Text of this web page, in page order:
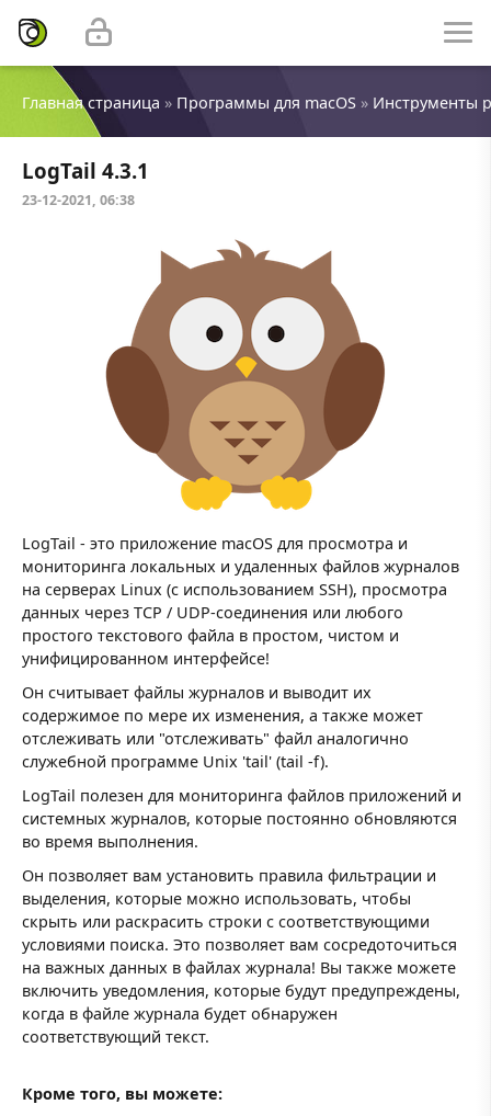
Главная страница » Программы для macOS » Инструменты
LogTail 4.3.1
23-12-2021, 06:38
LogTail - это приложение macOS для просмотра и
мониторинга локальных и удаленных файлов журналов
на серверах Linux (с использованием SSH), просмотра
данных через TCP / UDP-соединения или любого
простого текстового файла в простом, чистом и
унифицированном интерфейсе!
Он считывает файлы журналов и выводит их
содержимое по мере их изменения, а также может
отслеживать или "отслеживать" файл аналогично
служебной программе Unix 'tail' (tail -f).
LogTail полезен для мониторинга файлов приложений и
системных журналов, которые постоянно обновляются
во время выполнения.
Он позволяет вам установить правила фильтрации и
выделения, которые можно использовать, чтобы
скрыть или раскрасить строки с соответствующими
условиями поиска. Это позволяет вам сосредоточиться
на важных данных в файлах журнала! Вы также можете
включить уведомления, которые будут предупреждены,
когда в файле журнала будет обнаружен
соответствующий текст.
Кроме того, вы можете: